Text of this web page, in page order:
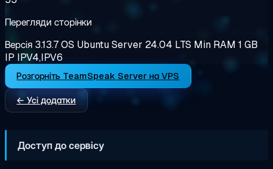
Перегляди сторінки
Версія 3.13.7OS Ubuntu Server 24.04 LTS Min RAM 1 GB
IP IPV4,IPV6
Розгорніть TeamSpeak Server на VPS
← Усі додатки
Доступ до сервісу